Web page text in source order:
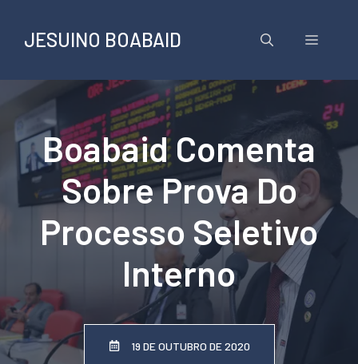
conteúdo
JESUINO BOABAID Menu
Boabaid Comenta
Sobre Prova Do
Processo Seletivo
Interno
19 DE OUTUBRO DE 2020